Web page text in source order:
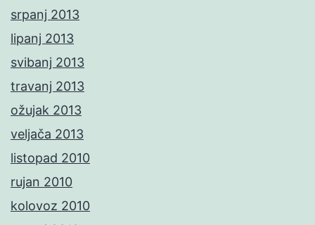
srpanj 2013
lipanj 2013
svibanj 2013
travanj 2013
ožujak 2013
veljača 2013
listopad 2010
rujan 2010
kolovoz 2010